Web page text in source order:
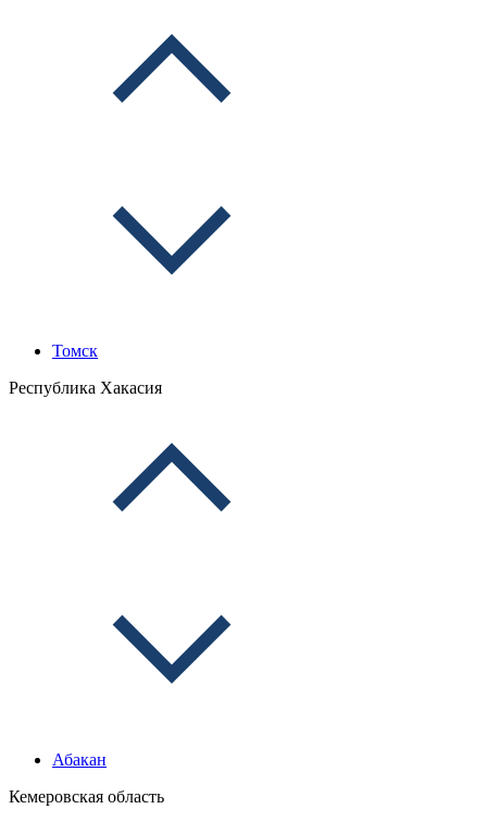
Томск
Республика Хакасия
Абакан
Кемеровская область